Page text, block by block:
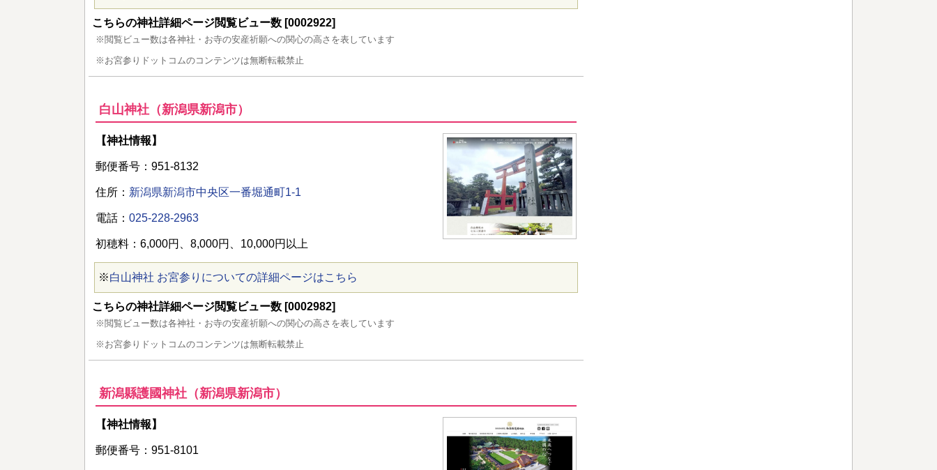
こちらの神社詳細ページ閲覧ビュー数 [0002922]
※閲覧ビュー数は各神社・お寺の安産祈願への関心の高さを表しています
※お宮参りドットコムのコンテンツは無断転載禁止
白山神社（新潟県新潟市）
【神社情報】
郵便番号：951-8132
住所： 新潟県新潟市中央区一番堀通町1-1
電話： 025-228-2963
初穂料：6,000円、8,000円、10,000円以上
※白山神社 お宮参りについての詳細ページはこちら
こちらの神社詳細ページ閲覧ビュー数 [0002982]
※閲覧ビュー数は各神社・お寺の安産祈願への関心の高さを表しています
※お宮参りドットコムのコンテンツは無断転載禁止
新潟縣護國神社（新潟県新潟市）
【神社情報】
郵便番号：951-8101